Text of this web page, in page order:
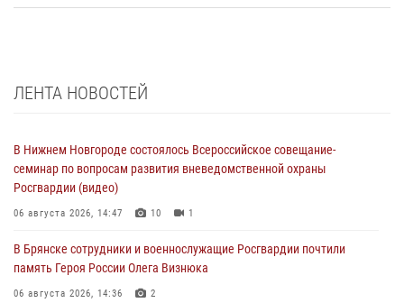
ЛЕНТА НОВОСТЕЙ
В Нижнем Новгороде состоялось Всероссийское совещание-
семинар по вопросам развития вневедомственной охраны
Росгвардии (видео)
06 августа 2026, 14:47 10 1
В Брянске сотрудники и военнослужащие Росгвардии почтили
память Героя России Олега Визнюка
06 августа 2026, 14:36 2